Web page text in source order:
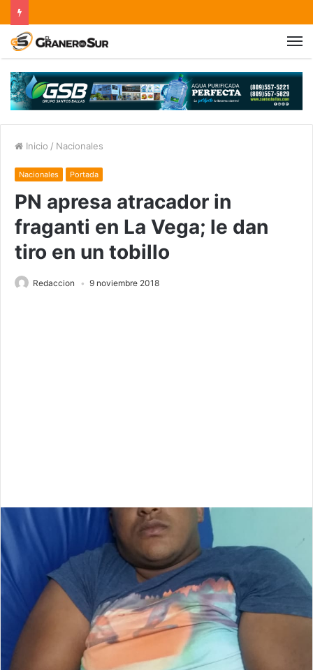
Inicio / Nacionales
Nacionales Portada
PN apresa atracador in
fraganti en La Vega; le dan
tiro en un tobillo
Redaccion 9 noviembre 2018